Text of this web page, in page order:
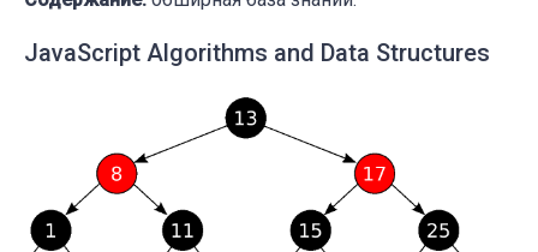
JavaScript Algorithms and Data Structures